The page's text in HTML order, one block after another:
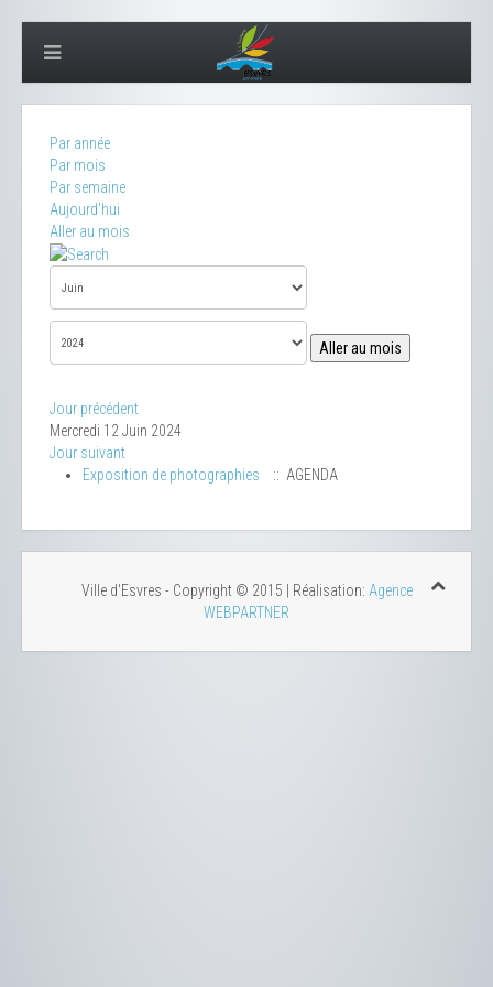
Par année
Par mois
Par semaine
Aujourd'hui
Aller au mois
Aller au mois
Jour précédent
Mercredi 12 Juin 2024
Jour suivant
Exposition de photographies
:: AGENDA
Ville d'Esvres - Copyright © 2015 | Réalisation: Agence
WEBPARTNER